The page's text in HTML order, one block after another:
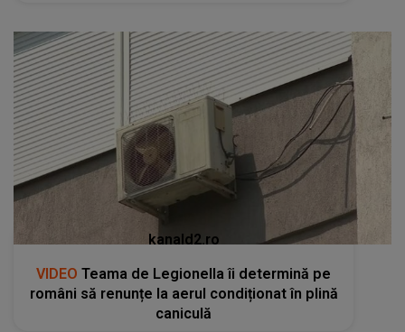
kanald2.ro
VIDEO Teama de Legionella îi determină pe
români să renunțe la aerul condiționat în plină
caniculă